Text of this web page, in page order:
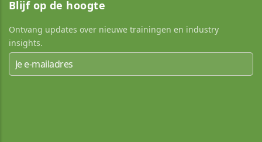
Blijf op de hoogte
Ontvang updates over nieuwe trainingen en industry
insights.